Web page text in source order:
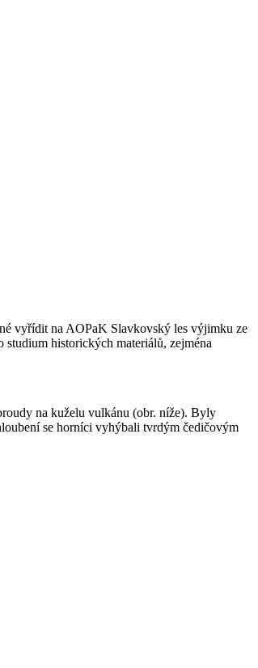
vyřídit na AOPaK Slavkovský les výjimku ze
historických materiálů, zejména
na kuželu vulkánu (obr. níže). Byly
se horníci vyhýbali tvrdým čedičovým